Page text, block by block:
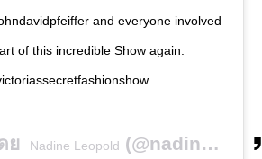
and everyone involved
of this incredible Show again.
ย Nadine Leopold (@nadineleopold) เมื่อ